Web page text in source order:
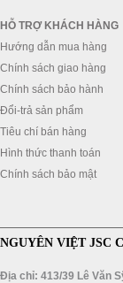
HỖ TRỢ KHÁCH HÀNG
Hướng dẫn mua hàng
Chính sách giao hàng
Chính sách bảo hành
Đổi-trả sản phẩm
Tiêu chí bán hàng
Hình thức thanh toán
Chính sách bảo mật
NGUYÊN VIỆT JSC
Địa chỉ: 413/39 Lê Văn